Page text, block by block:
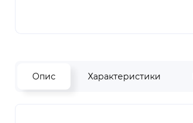
Опис Характеристики